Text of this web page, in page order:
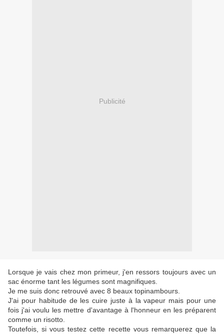
Publicité
Lorsque je vais chez mon primeur, j'en ressors toujours avec un
sac énorme tant les légumes sont magnifiques.
Je me suis donc retrouvé avec 8 beaux topinambours.
J'ai pour habitude de les cuire juste à la vapeur mais pour une
fois j'ai voulu les mettre d'avantage à l'honneur en les préparent
comme un risotto.
Toutefois, si vous testez cette recette vous remarquerez que la